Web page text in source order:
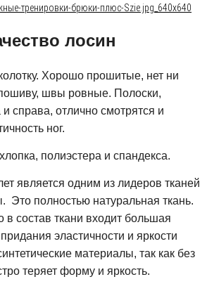
лосин
Хорошо прошитые, нет ни
швы ровные. Полоски,
справа, отлично смотрятся и
ног.
полиэстера и спандекса.
является одним из лидеров тканей
Это полностью натуральная ткань.
в состав ткани входит большая
эластичности и яркости
материалы, так как без
теряет форму и яркость.